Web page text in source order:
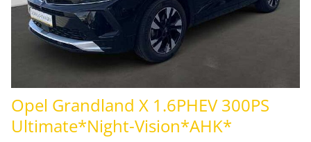
Opel Grandland X 1.6PHEV 300PS
Ultimate*Night-Vision*AHK*